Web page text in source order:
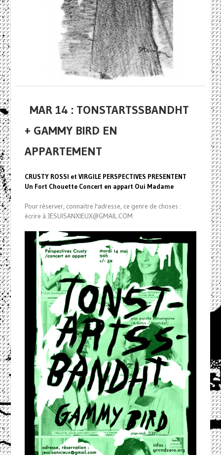
MAR 14 : TONSTARTSSBANDHT
+ GAMMY BIRD EN
APPARTEMENT
CRUSTY ROSSI et VIRGILE PERSPECTIVES PRESENTENT
Un Fort Chouette Concert en appart Oui Madame
Pour réserver, connaitre l'adresse, ce genre de choses :
écrire à JESUISANXIEUX@GMAIL.COM